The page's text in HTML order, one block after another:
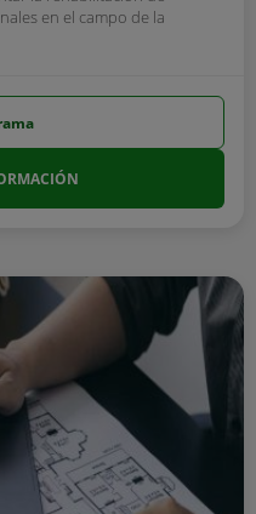
en el campo de la